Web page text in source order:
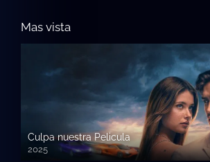
Mas vista
Culpa nuestra Pelicula
2025
720p HD